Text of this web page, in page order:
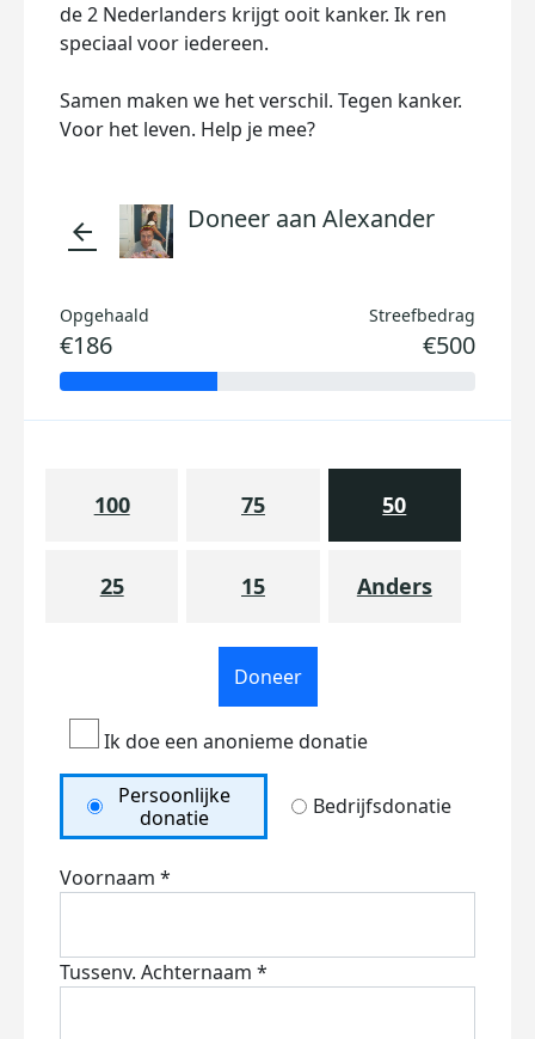
de 2 Nederlanders krijgt ooit kanker. Ik ren
speciaal voor iedereen.
Samen maken we het verschil. Tegen kanker.
Voor het leven. Help je mee?
arrow_back Doneer aan Alexander
Opgehaald
€186
Streefbedrag
€500
100 75 50
25 15 Anders
Doneer
Ik doe een anonieme donatie
Persoonlijke
donatie
Bedrijfsdonatie
Voornaam *
Tussenv. Achternaam *